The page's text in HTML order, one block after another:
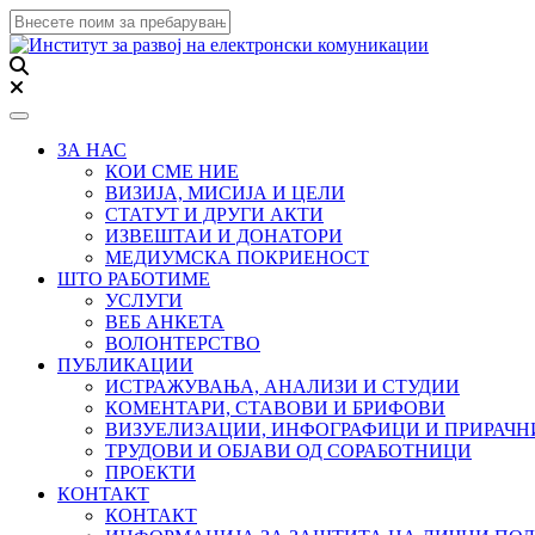
Toggle navigation
ЗА НАС
КОИ СМЕ НИЕ
ВИЗИЈА, МИСИЈА И ЦЕЛИ
СТАТУТ И ДРУГИ АКТИ
ИЗВЕШТАИ И ДОНАТОРИ
МЕДИУМСКА ПОКРИЕНОСТ
ШТО РАБОТИМЕ
УСЛУГИ
ВЕБ АНКЕТА
ВОЛОНТЕРСТВО
ПУБЛИКАЦИИ
ИСТРАЖУВАЊА, АНАЛИЗИ И СТУДИИ
КОМЕНТАРИ, СТАВОВИ И БРИФОВИ
ВИЗУЕЛИЗАЦИИ, ИНФОГРАФИЦИ И
ТРУДОВИ И ОБЈАВИ ОД СОРАБОТНИЦИ
ПРОЕКТИ
КОНТАКТ
КОНТАКТ